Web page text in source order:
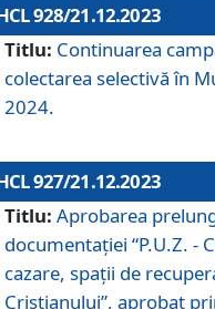
928/21.12.2023
Titlu: Continuarea
colectarea selectivă în
2024.
927/21.12.2023
Titlu: Aprobarea
documentaţiei “P.U.Z. -
cazare, spații de
Cristianului”, aprobat